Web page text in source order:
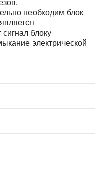
необходим блок
блоку
электрической